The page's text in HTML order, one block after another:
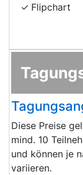
Flipchart
Diese Preise
mind. 10
und können je
variieren.